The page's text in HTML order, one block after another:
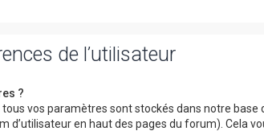
de l’utilisateur
?
vos paramètres sont stockés dans notre base
d’utilisateur en haut des pages du forum). Cela